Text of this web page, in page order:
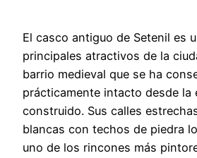
El casco antiguo de Setenil es
principales atractivos de la
barrio medieval que se ha
prácticamente intacto desde la
construido. Sus calles
blancas con techos de piedra
uno de los rincones más